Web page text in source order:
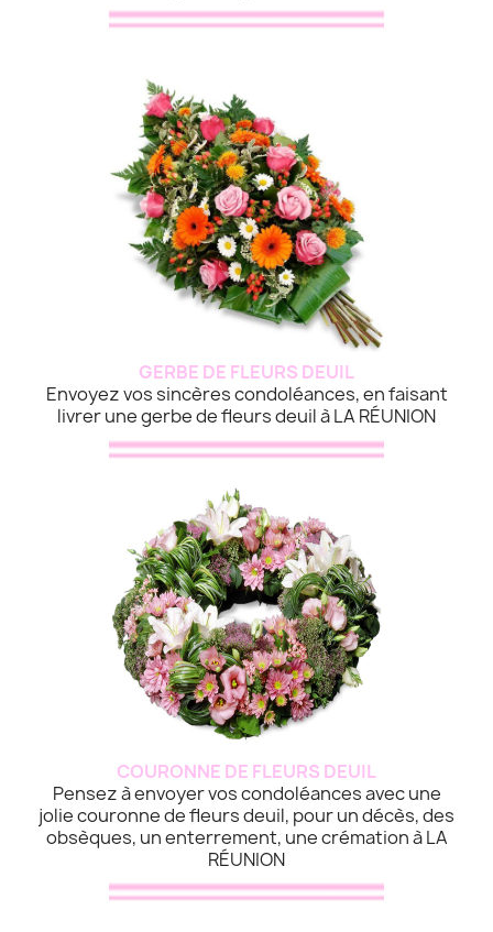
GERBE DE FLEURS DEUIL
Envoyez vos sincères condoléances, en faisant
livrer une gerbe de fleurs deuil à LA RÉUNION
COURONNE DE FLEURS DEUIL
Pensez à envoyer vos condoléances avec une
jolie couronne de fleurs deuil, pour un décès, des
obsèques, un enterrement, une crémation à LA
RÉUNION